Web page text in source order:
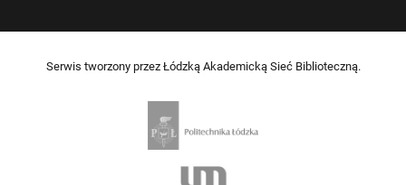
Serwis tworzony przez Łódzką Akademicką Sieć Biblioteczną.